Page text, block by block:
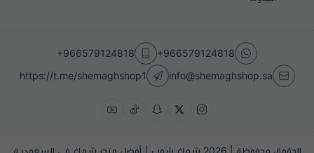
+966579124818
+966579124818
info@shemaghshop.sa
https://t.me/shemaghshop1
الحقوق محفوظة | 2026 شماغ شوب | أفضل متجر شماغ في السعودية